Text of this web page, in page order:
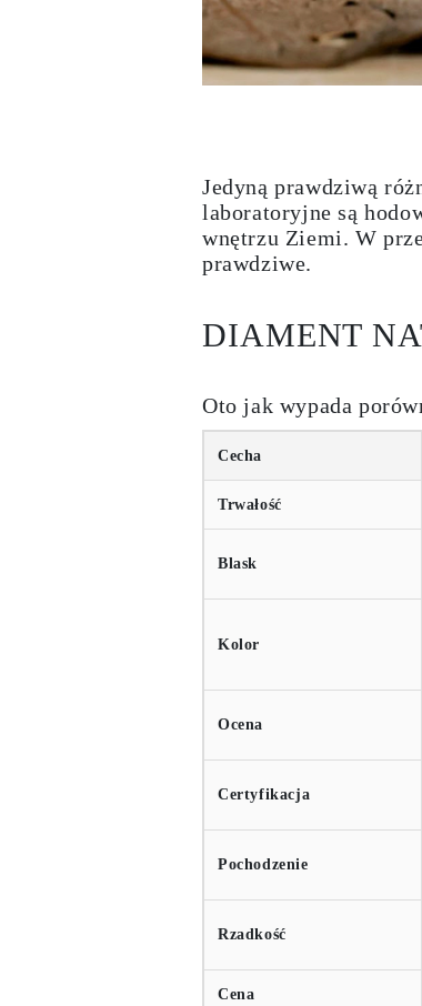
Jedyną prawdziwą
laboratoryjne są
wnętrzu Ziemi. W
prawdziwe.
DIAMENT
Oto jak wypada
Cecha
Trwałość
Blask
Kolor
Ocena
Certyfikacja
Pochodzenie
Rzadkość
Cena